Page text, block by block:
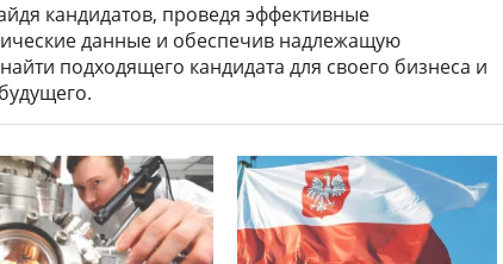
кандидатов, проведя эффективные
данные и обеспечив надлежащую
подходящего кандидата для своего бизнеса и